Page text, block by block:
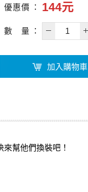
優惠價 144元
數 量
加入購物車
來幫他們換裝吧 ！